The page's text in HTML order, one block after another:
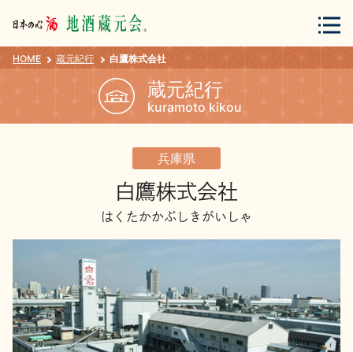
会員登録 ログイン
HOME 蔵元紀行 白鷹株式会社
蔵元紀行
kuramoto kikou
兵庫県
白鷹株式会社
はくたかかぶしきがいしゃ